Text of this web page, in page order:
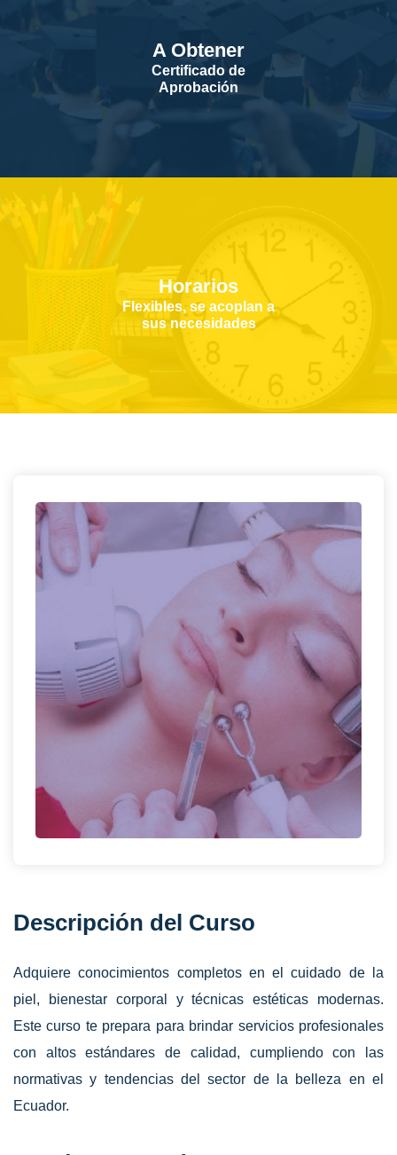
A Obtener
Certificado de
Aprobación
Horarios
Flexibles, se acoplan a
sus necesidades
Descripción del Curso
Adquiere conocimientos completos en el cuidado de la
piel, bienestar corporal y técnicas estéticas modernas.
Este curso te prepara para brindar servicios profesionales
con altos estándares de calidad, cumpliendo con las
normativas y tendencias del sector de la belleza en el
Ecuador.